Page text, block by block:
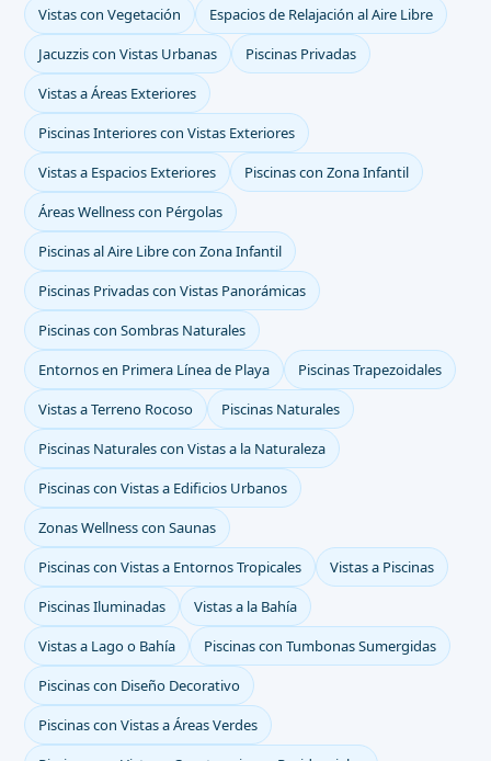
Vistas con Vegetación
Espacios de Relajación al Aire Libre
Jacuzzis con Vistas Urbanas
Piscinas Privadas
Vistas a Áreas Exteriores
Piscinas Interiores con Vistas Exteriores
Vistas a Espacios Exteriores
Piscinas con Zona Infantil
Áreas Wellness con Pérgolas
Piscinas al Aire Libre con Zona Infantil
Piscinas Privadas con Vistas Panorámicas
Piscinas con Sombras Naturales
Entornos en Primera Línea de Playa
Piscinas Trapezoidales
Vistas a Terreno Rocoso
Piscinas Naturales
Piscinas Naturales con Vistas a la Naturaleza
Piscinas con Vistas a Edificios Urbanos
Zonas Wellness con Saunas
Piscinas con Vistas a Entornos Tropicales
Vistas a Piscinas
Piscinas Iluminadas
Vistas a la Bahía
Vistas a Lago o Bahía
Piscinas con Tumbonas Sumergidas
Piscinas con Diseño Decorativo
Piscinas con Vistas a Áreas Verdes